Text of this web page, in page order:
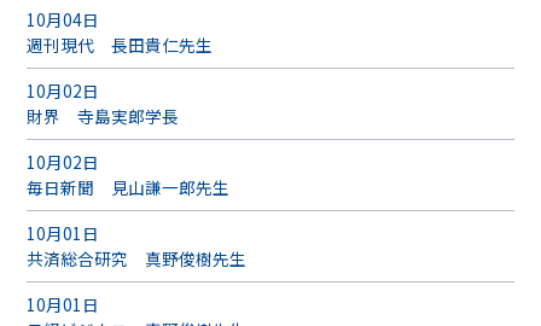
10月04日
週刊現代 長田貴仁先生
10月02日
財界 寺島実郎学長
10月02日
毎日新聞 見山謙一郎先生
10月01日
共済総合研究 真野俊樹先生
10月01日